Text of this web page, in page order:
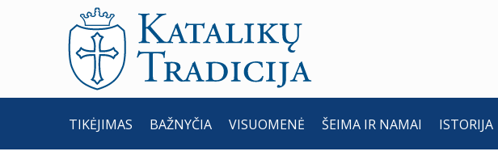
TIKĖJIMAS BAŽNYČIA VISUOMENĖ ŠEIMA IR NAMAI ISTORIJA